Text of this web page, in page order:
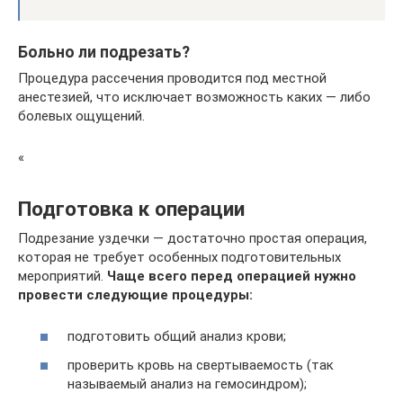
Больно ли подрезать?
Процедура рассечения проводится под местной
анестезией, что исключает возможность каких — либо
болевых ощущений.
«
Подготовка к операции
Подрезание уздечки — достаточно простая операция,
которая не требует особенных подготовительных
мероприятий. Чаще всего перед операцией нужно
провести следующие процедуры:
подготовить общий анализ крови;
проверить кровь на свертываемость (так
называемый анализ на гемосиндром);